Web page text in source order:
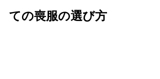
ての喪服の選び方